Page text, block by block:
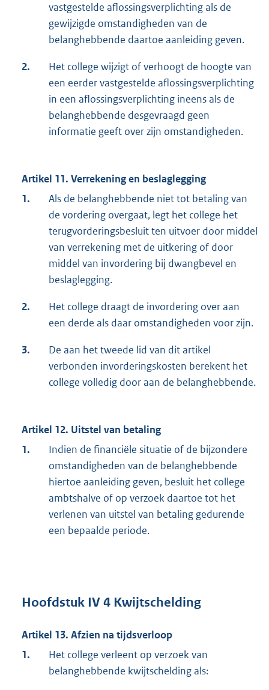
vastgestelde aflossingsverplichting als de
gewijzigde omstandigheden van de
belanghebbende daartoe aanleiding geven.
2.
Het college wijzigt of verhoogt de hoogte van
een eerder vastgestelde aflossingsverplichting
in een aflossingsverplichting ineens als de
belanghebbende desgevraagd geen
informatie geeft over zijn omstandigheden.
Artikel 11. Verrekening en beslaglegging
1.
Als de belanghebbende niet tot betaling van
de vordering overgaat, legt het college het
terugvorderingsbesluit ten uitvoer door middel
van verrekening met de uitkering of door
middel van invordering bij dwangbevel en
beslaglegging.
2.
Het college draagt de invordering over aan
een derde als daar omstandigheden voor zijn.
3.
De aan het tweede lid van dit artikel
verbonden invorderingskosten berekent het
college volledig door aan de belanghebbende.
Artikel 12. Uitstel van betaling
1.
Indien de financiële situatie of de bijzondere
omstandigheden van de belanghebbende
hiertoe aanleiding geven, besluit het college
ambtshalve of op verzoek daartoe tot het
verlenen van uitstel van betaling gedurende
een bepaalde periode.
Hoofdstuk IV 4 Kwijtschelding
Artikel 13. Afzien na tijdsverloop
1.
Het college verleent op verzoek van
belanghebbende kwijtschelding als: